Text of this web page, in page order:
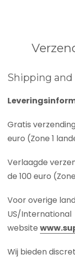
Shipping
Gratis
euro (Zone 1
Verlaagde
de 100 euro
Voor overige
US/International
website
Wij bieden